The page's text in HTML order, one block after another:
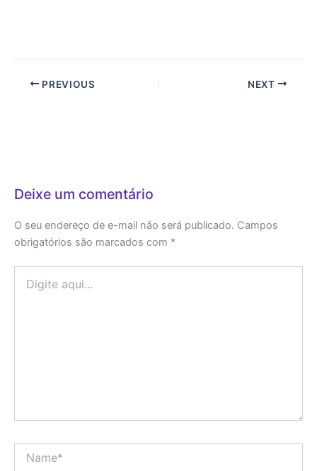
PREVIOUS NEXT
Deixe um comentário
O seu endereço de e-mail não será publicado. Campos
obrigatórios são marcados com *
aqui...